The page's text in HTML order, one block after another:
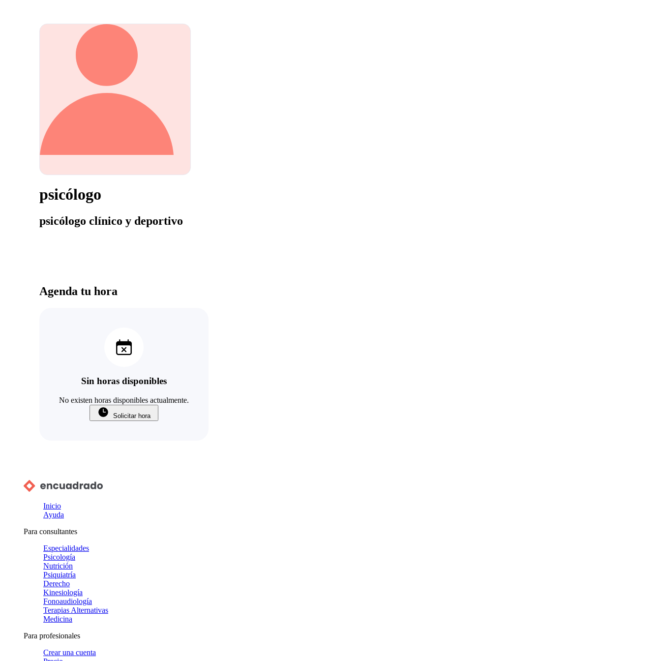
psicólogo
psicólogo clínico y deportivo
Agenda tu hora
Sin horas disponibles
No existen horas disponibles actualmente.
Solicitar hora
Inicio
Ayuda
Para consultantes
Especialidades
Psicología
Nutrición
Psiquiatría
Derecho
Kinesiología
Fonoaudiología
Terapias Alternativas
Medicina
Para profesionales
Crear una cuenta